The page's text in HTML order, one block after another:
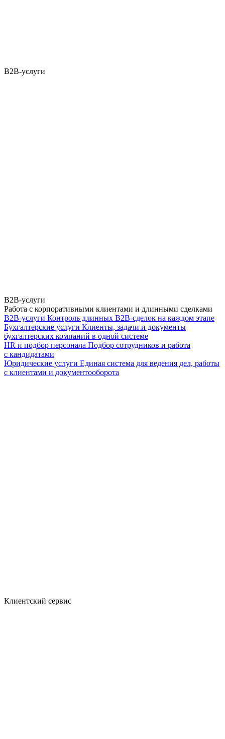
B2B-услуги
B2B-услуги
Работа с корпоративными клиентами и длинными сделками
B2B-услуги Контроль длинных B2B-сделок на каждом этапе
Бухгалтерские услуги Клиенты, задачи и документы
бухгалтерских компаний в одной системе
HR и подбор персонала Подбор сотрудников и работа
с кандидатами
Юридические услуги Единая система для ведения дел, работы
с клиентами и документооборота
Клиентский сервис